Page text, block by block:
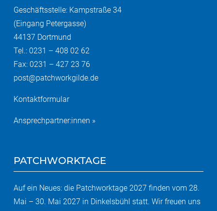
Geschäftsstelle: Kampstraße 34
(Eingang Petergasse)
44137 Dortmund
Tel.: 0231 – 408 02 62
Fax: 0231 – 427 23 76
post@patchworkgilde.de
Kontaktformular
Ansprechpartner:innen »
PATCHWORKTAGE
Auf ein Neues: die Patchworktage 2027 finden vom 28.
Mai – 30. Mai 2027 in Dinkelsbühl statt. Wir freuen uns